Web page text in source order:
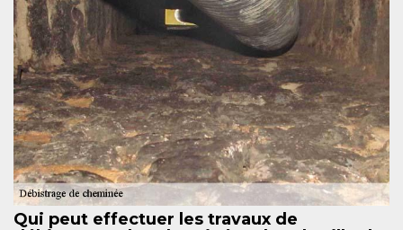
Qui peut effectuer les travaux de